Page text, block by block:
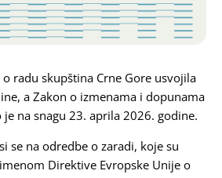
radu skupština Crne Gore usvojila
a Zakon o izmenama i dopunama
na snagu 23. aprila 2026. godine.
se na odredbe o zaradi, koje su
Direktive Evropske Unije o